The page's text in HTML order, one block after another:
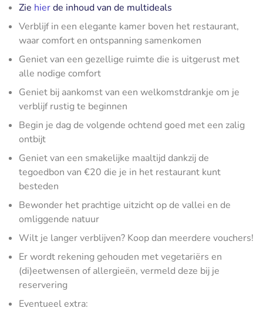
Zie hierde inhoud van de multideals
Verblijf in een elegante kamer boven het restaurant,
waar comfort en ontspanning samenkomen
Geniet van een gezellige ruimte die is uitgerust met
alle nodige comfort
Geniet bij aankomst van een welkomstdrankje om je
verblijf rustig te beginnen
Begin je dag de volgende ochtend goed met een zalig
ontbijt
Geniet van een smakelijke maaltijd dankzij de
tegoedbon van €20 die je in het restaurant kunt
besteden
Bewonder het prachtige uitzicht op de vallei en de
omliggende natuur
Wilt je langer verblijven? Koop dan meerdere vouchers!
Er wordt rekening gehouden met vegetariërs en
(di)eetwensen of allergieën, vermeld deze bij je
reservering
Eventueel extra: